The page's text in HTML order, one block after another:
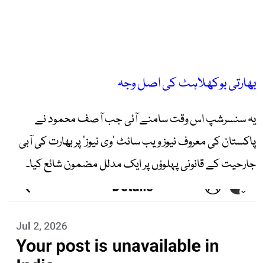
بھارتی بوکھلاہٹ کی اصل وجہ
یہ سنسرشپ اس وقت سامنے آئی جب آصف محمود نے
پاکستان کی معروف نیوز ویب سائٹ ’وی نیوز‘ پر بھارت کی آبی
جارحیت کے قانونی پہلوؤں پر ایک مدلل مضمون شائع کیا۔